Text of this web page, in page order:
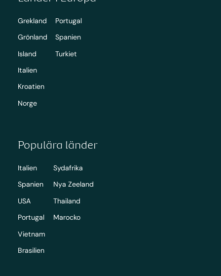
Grekland
Grönland
Island
Italien
Kroatien
Norge
Portugal
Spanien
Turkiet
Populära länder
Italien
Spanien
USA
Portugal
Vietnam
Brasilien
Sydafrika
Nya Zeeland
Thailand
Marocko